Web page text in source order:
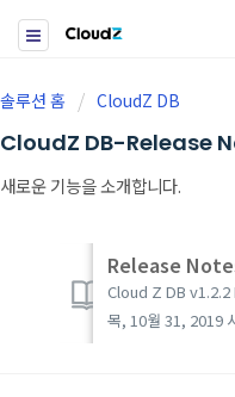
솔루션 홈 CloudZ DB
CloudZ DB-Release
새로운 기능을 소개합니다.
Release
목, 10월 31, 2019